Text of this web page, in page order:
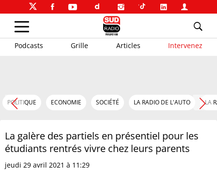
Podcasts Grille Articles Intervenez
POLITIQUE ECONOMIE SOCIÉTÉ LA RADIO DE L'AUTO LA
La galère des partiels en présentiel pour les
étudiants rentrés vivre chez leurs parents
jeudi 29 avril 2021 à 11:29